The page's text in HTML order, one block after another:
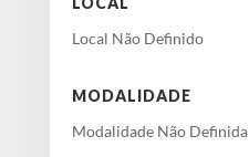
Local Não Definido
MODALIDADE
Modalidade Não Definida